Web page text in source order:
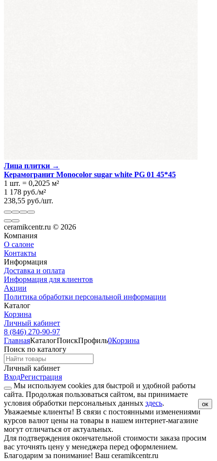
Лица плитки →
Керамогранит Monocolor sugar white PG 01 45*45
1 шт. = 0,2025 м²
1 178 руб./м²
238,55 руб./шт.
ceramikcentr.ru © 2026
Компания
О салоне
Контакты
Информация
Доставка и оплата
Информация для клиентов
Акции
Политика обработки персональной информации
Каталог
Корзина
Личный кабинет
8 (846) 270-90-97
ГлавнаяКаталогПоискПрофиль0Корзина
Поиск по каталогу
Личный кабинет
ВходРегистрация
Мы используем cookies для быстрой и удобной работы
сайта. Продолжая пользоваться сайтом, вы принимаете
условия обработки персональных данных здесь. ок
Уважаемые клиенты! В связи с постоянными изменениями
курсов валют цены на товары в нашем интернет-магазине
могут отличаться от актуальных.
Для подтверждения окончательной стоимости заказа просим
вас уточнять цену у менеджера перед оформлением.
Благодарим за понимание! Ваш ceramikcentr.ru